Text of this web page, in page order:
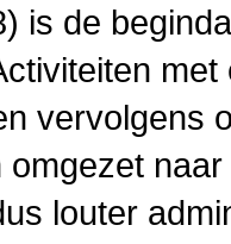
is de
vervolgens
omgezet
louter